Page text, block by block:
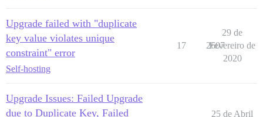
Upgrade failed with "duplicate
key value violates unique
constraint" error
Self-hosting
17 2607
29 de
Fevereiro de
2020
Upgrade Issues: Failed Upgrade
due to Duplicate Key, Failed
25 de Abril